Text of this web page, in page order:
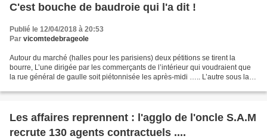
C'est bouche de baudroie qui l'a dit !
Publié le 12/04/2018 à 20:53
Par vicomtedebrageole
Autour du marché (halles pour les parisiens) deux pétitions se tirent la
bourre, L’une dirigée par les commerçants de l’intérieur qui voudraient que
la rue général de gaulle soit piétonnisée les après-midi ….. L’autre sous la
Les affaires reprennent : l'agglo de l'oncle S.A.M
recrute 130 agents contractuels ....